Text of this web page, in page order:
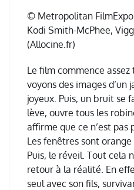
© Metropolitan
Kodi Smith-McPhee,
(Allocine.fr)
Le film commence
voyons des images d’un
joyeux. Puis, un bruit se
lève, ouvre tous les
affirme que ce n’est pas
Les fenêtres sont
Puis, le réveil. Tout cela
retour à la réalité. En
seul avec son fils,